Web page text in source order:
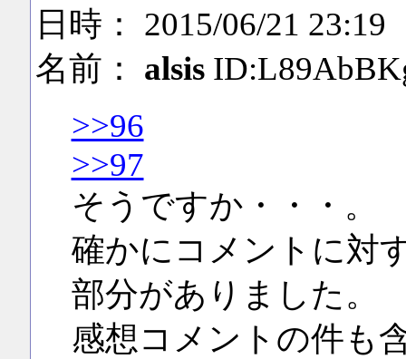
日時： 2015/06/21 23:19
名前： alsis
>>96
>>97
そうですか・・・。
確かにコメントに対
部分がありました。
感想コメントの件も